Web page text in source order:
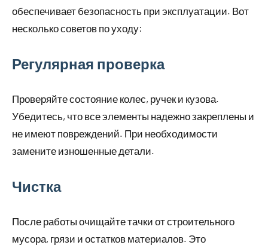
обеспечивает безопасность при эксплуатации. Вот
несколько советов по уходу:
Регулярная проверка
Проверяйте состояние колес, ручек и кузова.
Убедитесь, что все элементы надежно закреплены и
не имеют повреждений. При необходимости
замените изношенные детали.
Чистка
После работы очищайте тачки от строительного
мусора, грязи и остатков материалов. Это